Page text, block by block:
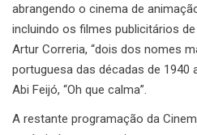
abrangendo o cinema de
incluindo os filmes publicitários
Artur Correria, “dois dos nomes
portuguesa das décadas de 1940
Abi Feijó, “Oh que calma”.
A restante programação da